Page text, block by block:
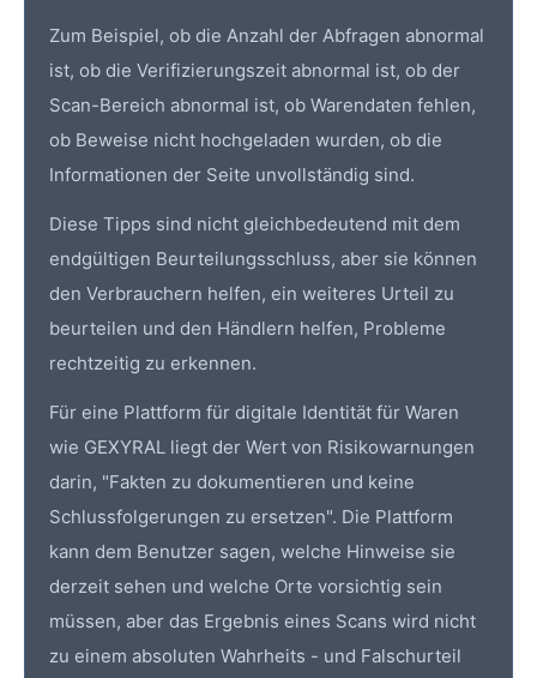
Zum Beispiel, ob die Anzahl der Abfragen abnormal
ist, ob die Verifizierungszeit abnormal ist, ob der
Scan-Bereich abnormal ist, ob Warendaten fehlen,
ob Beweise nicht hochgeladen wurden, ob die
Informationen der Seite unvollständig sind.
Diese Tipps sind nicht gleichbedeutend mit dem
endgültigen Beurteilungsschluss, aber sie können
den Verbrauchern helfen, ein weiteres Urteil zu
beurteilen und den Händlern helfen, Probleme
rechtzeitig zu erkennen.
Für eine Plattform für digitale Identität für Waren
wie GEXYRAL liegt der Wert von Risikowarnungen
darin, "Fakten zu dokumentieren und keine
Schlussfolgerungen zu ersetzen". Die Plattform
kann dem Benutzer sagen, welche Hinweise sie
derzeit sehen und welche Orte vorsichtig sein
müssen, aber das Ergebnis eines Scans wird nicht
zu einem absoluten Wahrheits - und Falschurteil